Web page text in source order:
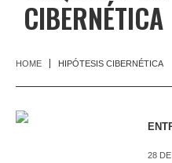
CIBERNÉTICA
HOME HIPÓTESIS CIBERNÉTICA
28